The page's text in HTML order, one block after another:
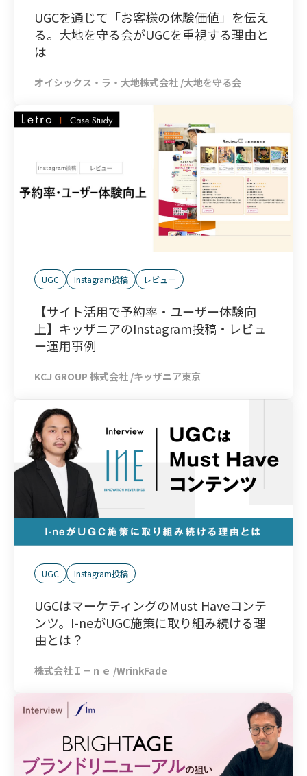
UGCを通じて「お客様の体験価値」を伝え
る。大地を守る会がUGCを重視する理由と
は
オイシックス・ラ・大地株式会社 /大地を守る会
UGC Instagram投稿 レビュー
【サイト活用で予約率・ユーザー体験向
上】キッザニアのInstagram投稿・レビュ
ー運用事例
KCJ GROUP 株式会社 /キッザニア東京
UGC Instagram投稿
UGCはマーケティングのMust Haveコンテ
ンツ。I-neがUGC施策に取り組み続ける理
由とは？
株式会社Ｉ－ｎｅ /WrinkFade